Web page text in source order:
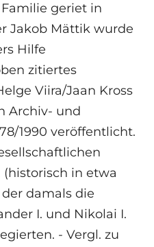
geriet in
Jakob Mättik wurde
Hilfe
zitiertes
Viira/Jaan Kross
Archiv- und
1990 veröffentlicht.
in etwa
damals die
I. und Nikolai I.
- Vergl. zu